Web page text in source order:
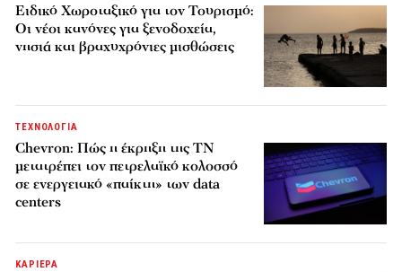
Ειδικό Χωροταξικό για τον Τουρισμό:
Οι νέοι κανόνες για ξενοδοχεία,
νησιά και βραχυχρόνιες μισθώσεις
ΤΕΧΝΟΛΟΓΙΑ
Chevron: Πώς η έκρηξη της ΤΝ
μετατρέπει τον πετρελαϊκό κολοσσό
σε ενεργειακό «παίκτη» των data
centers
ΚΑΡΙΕΡΑ